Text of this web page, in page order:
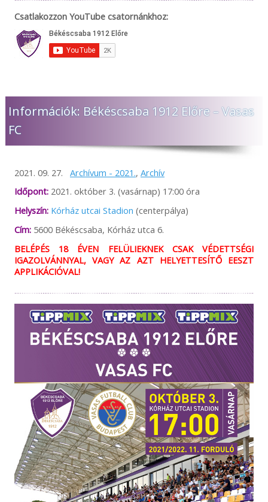
Csatlakozzon YouTube csatornánkhoz:
Információk: Békéscsaba 1912 Előre – Vasas
FC
2021. 09. 27. Archívum - 2021., Archív
Időpont:2021. október 3. (vasárnap) 17:00 óra
Helyszín: Kórház utcai Stadion (centerpálya)
Cím:5600 Békéscsaba, Kórház utca 6.
BELÉPÉS 18 ÉVEN FELÜLIEKNEK CSAK VÉDETTSÉGI
IGAZOLVÁNNYAL, VAGY AZ AZT HELYETTESÍTŐ EESZT
APPLIKÁCIÓVAL!